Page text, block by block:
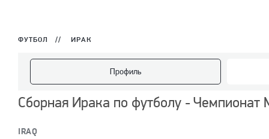
ФУТБОЛ // ИРАК
Профиль
Сборная Ирака по футболу - Чемпионат
IRAQ